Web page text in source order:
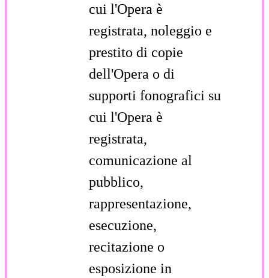
cui l'Opera è
registrata, noleggio e
prestito di copie
dell'Opera o di
supporti fonografici su
cui l'Opera è
registrata,
comunicazione al
pubblico,
rappresentazione,
esecuzione,
recitazione o
esposizione in